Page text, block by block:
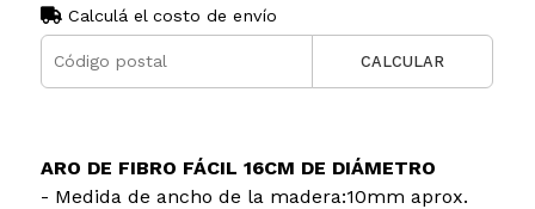
Calculá el costo de envío
CALCULAR
ARO DE FIBRO FÁCIL 16CM DE DIÁMETRO
- Medida de ancho de la madera:10mm aprox.